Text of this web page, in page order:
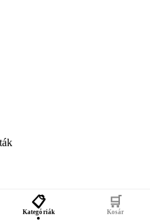
📋
Kategóriák
🛒
Kosár